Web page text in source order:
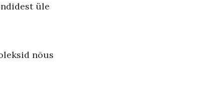
üle
nõus